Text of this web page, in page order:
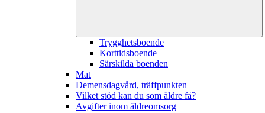
Trygghetsboende
Korttidsboende
Särskilda boenden
Mat
Demensdagvård, träffpunkten
Vilket stöd kan du som äldre få?
Avgifter inom äldreomsorg